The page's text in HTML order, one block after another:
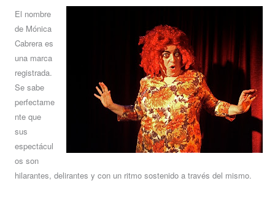
El nombre
de Mónica
Cabrera es
una marca
registrada.
Se sabe
perfectame
nte que
sus
espectácul
os son
hilarantes, delirantes y con un ritmo sostenido a través del mismo.